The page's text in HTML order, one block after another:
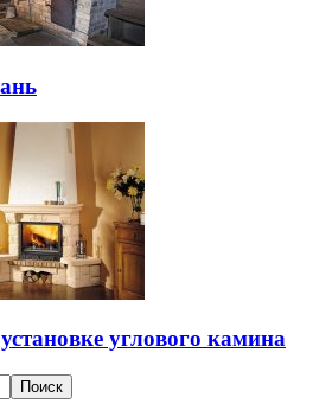
углового камина